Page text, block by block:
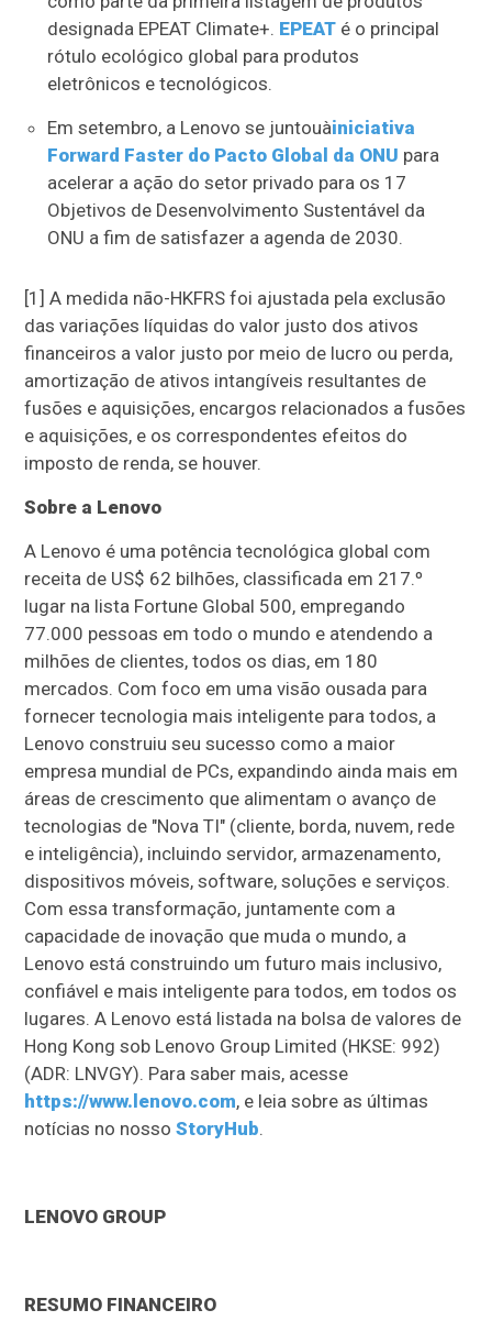
designada EPEAT Climate+. EPEATé o principal
rótulo ecológico global para produtos
eletrônicos e tecnológicos.
Em setembro, a Lenovo se juntouàiniciativa
Forward Faster do Pacto Global da ONU para
acelerar a ação do setor privado para os 17
Objetivos de Desenvolvimento Sustentável da
ONU a fim de satisfazer a agenda de 2030.
[1] A medida não-HKFRS foi ajustada pela exclusão
das variações líquidas do valor justo dos ativos
financeiros a valor justo por meio de lucro ou perda,
amortização de ativos intangíveis resultantes de
fusões e aquisições, encargos relacionados a fusões
e aquisições, e os correspondentes efeitos do
imposto de renda, se houver.
Sobre a Lenovo
A Lenovo é uma potência tecnológica global com
receita de US$ 62 bilhões, classificada em 217.º
lugar na lista Fortune Global 500, empregando
77.000 pessoas em todo o mundo e atendendo a
milhões de clientes, todos os dias, em 180
mercados. Com foco em uma visão ousada para
fornecer tecnologia mais inteligente para todos, a
Lenovo construiu seu sucesso como a maior
empresa mundial de PCs, expandindo ainda mais em
áreas de crescimento que alimentam o avanço de
tecnologias de "Nova TI" (cliente, borda, nuvem, rede
e inteligência), incluindo servidor, armazenamento,
dispositivos móveis, software, soluções e serviços.
Com essa transformação, juntamente com a
capacidade de inovação que muda o mundo, a
Lenovo está construindo um futuro mais inclusivo,
confiável e mais inteligente para todos, em todos os
lugares. A Lenovo está listada na bolsa de valores de
Hong Kong sob Lenovo Group Limited (HKSE: 992)
(ADR: LNVGY). Para saber mais, acesse
https://www.lenovo.com, e leia sobre as últimas
notícias no nossoStoryHub.
LENOVO GROUP
RESUMO FINANCEIRO